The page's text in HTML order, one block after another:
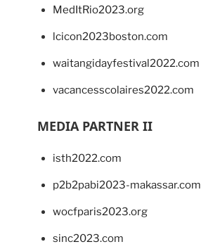
MedItRio2023.org
lcicon2023boston.com
waitangidayfestival2022.com
vacancesscolaires2022.com
MEDIA PARTNER II
isth2022.com
p2b2pabi2023-makassar.com
wocfparis2023.org
sinc2023.com